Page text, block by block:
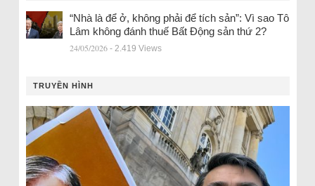
“Nhà là để ở, không phải để tích sản”: Vì sao Tô
Lâm không đánh thuế Bất Động sản thứ 2?
24/05/2026 - 2.419 Views
TRUYỀN HÌNH